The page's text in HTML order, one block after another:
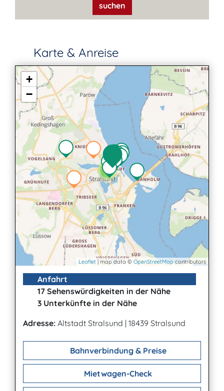
suchen
Karte & Anreise
+
−
Leaflet | map data © OpenStreetMapcontributors
Anfahrt
17 Sehenswürdigkeiten in der Nähe
3 Unterkünfte in der Nähe
Adresse: Altstadt Stralsund | 18439 Stralsund
Bahnverbindung & Preise
Mietwagen-Check